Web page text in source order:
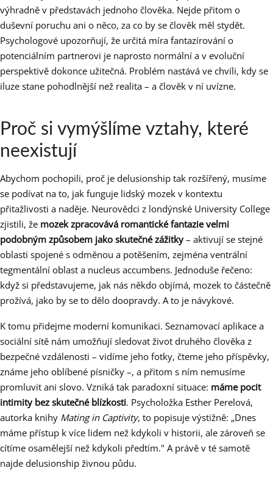
výhradně v představách jednoho člověka. Nejde přitom o
duševní poruchu ani o něco, za co by se člověk měl stydět.
Psychologové upozorňují, že určitá míra fantazírování o
potenciálním partnerovi je naprosto normální a v evoluční
perspektivě dokonce užitečná. Problém nastává ve chvíli, kdy se
iluze stane pohodlnější než realita – a člověk v ní uvízne.
Proč si vymýšlíme vztahy, které
neexistují
Abychom pochopili, proč je delusionship tak rozšířený, musíme
se podívat na to, jak funguje lidský mozek v kontextu
přitažlivosti a naděje. Neurovědci z londýnské University College
zjistili, že mozek zpracovává romantické fantazie velmi
podobným způsobem jako skutečné zážitky– aktivují se stejné
oblasti spojené s odměnou a potěšením, zejména ventrální
tegmentální oblast a nucleus accumbens. Jednoduše řečeno:
když si představujeme, jak nás někdo objímá, mozek to částečně
prožívá, jako by se to dělo doopravdy. A to je návykové.
K tomu přidejme moderní komunikaci. Seznamovací aplikace a
sociální sítě nám umožňují sledovat život druhého člověka z
bezpečné vzdálenosti – vidíme jeho fotky, čteme jeho příspěvky,
známe jeho oblíbené písničky –, a přitom s ním nemusíme
promluvit ani slovo. Vzniká tak paradoxní situace: máme pocit
intimity bez skutečné blízkosti. Psycholožka Esther Perelová,
autorka knihy Mating in Captivity, to popisuje výstižně: „Dnes
máme přístup k více lidem než kdykoli v historii, ale zároveň se
cítíme osamělejší než kdykoli předtím." A právě v té samotě
najde delusionship živnou půdu.